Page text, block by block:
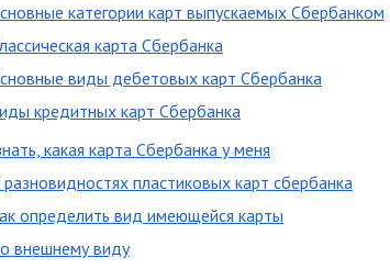
категории карт выпускаемых Сбербанком
карта Сбербанка
виды дебетовых карт Сбербанка
кредитных карт Сбербанка
какая карта Сбербанка у меня
пластиковых карт сбербанка
определить вид имеющейся карты
внешнему виду